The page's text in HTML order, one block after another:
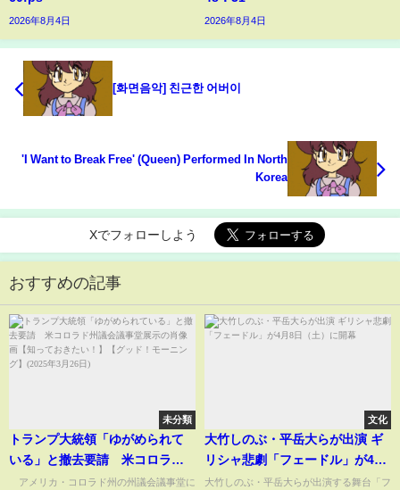
2026年8月4日 2026年8月4日
[화면음악] 친근한 어버이
'I Want to Break Free' (Queen) Performed In North
Korea
Xでフォローしよう
おすすめの記事
未分類
トランプ大統領「ゆがめられて
いる」と撤去要請 米コロラド
州議会議事堂展示の肖像画【知
アメリカ・コロラド州の州議会議事堂に
文化
大竹しのぶ・平岳大らが出演 ギ
リシャ悲劇「フェードル」が4月
8日（土）に開幕
大竹しのぶ・平岳大らが出演する舞台「フ